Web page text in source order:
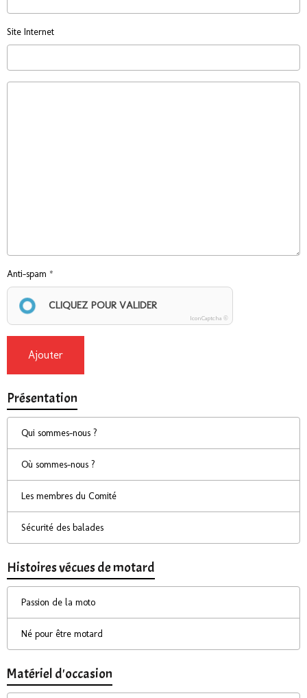
Site Internet
Anti-spam
CLIQUEZ POUR VALIDER
IconCaptcha ©
Ajouter
Présentation
Qui sommes-nous ?
Où sommes-nous ?
Les membres du Comité
Sécurité des balades
Histoires vécues de motard
Passion de la moto
Né pour être motard
Matériel d'occasion